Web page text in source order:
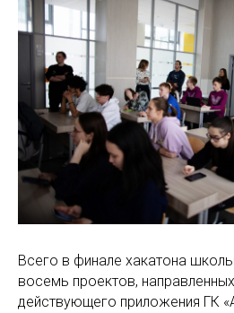
Всего в финале хакатона
восемь проектов,
действующего приложения ГК